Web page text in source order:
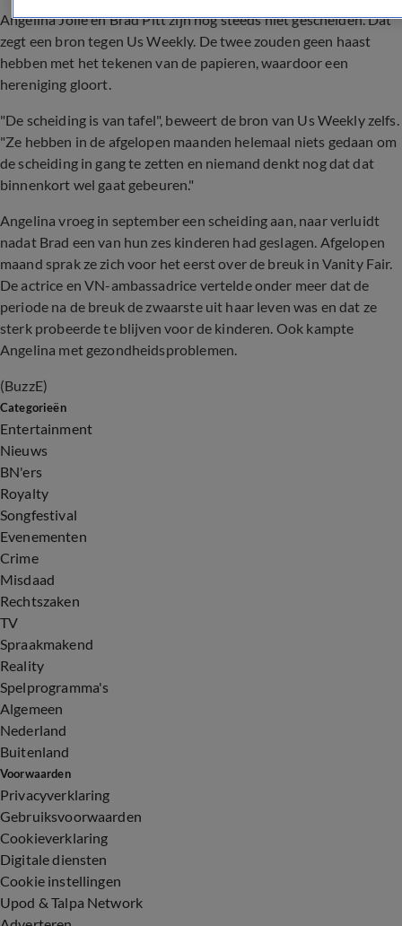
Angelina Jolie en Brad Pitt zijn nog steeds niet gescheiden. Dat
zegt een bron tegen Us Weekly. De twee zouden geen haast
hebben met het tekenen van de papieren, waardoor een
hereniging gloort.
"De scheiding is van tafel", beweert de bron van Us Weekly zelfs.
"Ze hebben in de afgelopen maanden helemaal niets gedaan om
de scheiding in gang te zetten en niemand denkt nog dat dat
binnenkort wel gaat gebeuren."
Angelina vroeg in september een scheiding aan, naar verluidt
nadat Brad een van hun zes kinderen had geslagen. Afgelopen
maand sprak ze zich voor het eerst over de breuk in Vanity Fair.
De actrice en VN-ambassadrice vertelde onder meer dat de
periode na de breuk de zwaarste uit haar leven was en dat ze
sterk probeerde te blijven voor de kinderen. Ook kampte
Angelina met gezondheidsproblemen.
(BuzzE)
Categorieën
Entertainment
Nieuws
BN'ers
Royalty
Songfestival
Evenementen
Crime
Misdaad
Rechtszaken
TV
Spraakmakend
Reality
Spelprogramma's
Algemeen
Nederland
Buitenland
Voorwaarden
Privacyverklaring
Gebruiksvoorwaarden
Cookieverklaring
Digitale diensten
Cookie instellingen
Upod & Talpa Network